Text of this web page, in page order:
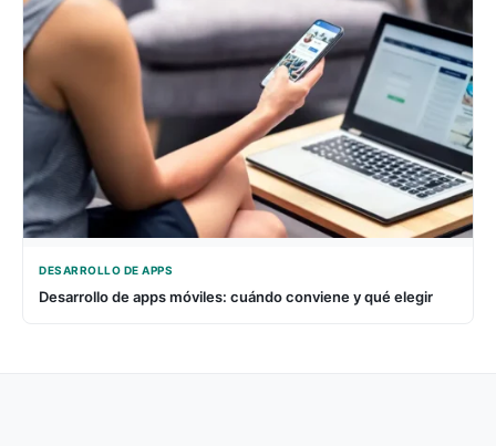
DESARROLLO DE APPS
Desarrollo de apps móviles: cuándo conviene y qué elegir